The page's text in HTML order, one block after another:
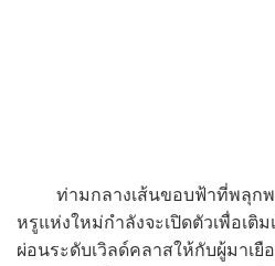
ท่ามกลางเส้นขอบฟ้าที่พลุกพล่
หรูแห่งใหม่กำลังจะเปิดตัวเพื่อเติ
ผ่อนระดับเวิลด์คลาสให้กับผู้มาเยื